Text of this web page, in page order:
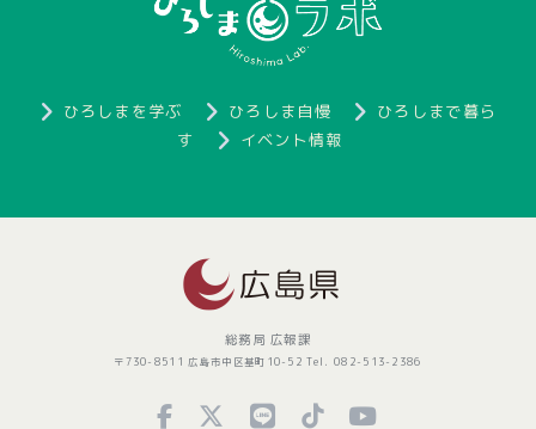
ひろしまを学ぶ ひろしま自慢
ひろしまで暮ら
す
イベント情報
総務局 広報課
〒730-8511 広島市中区基町10-52 Tel. 082-513-2386